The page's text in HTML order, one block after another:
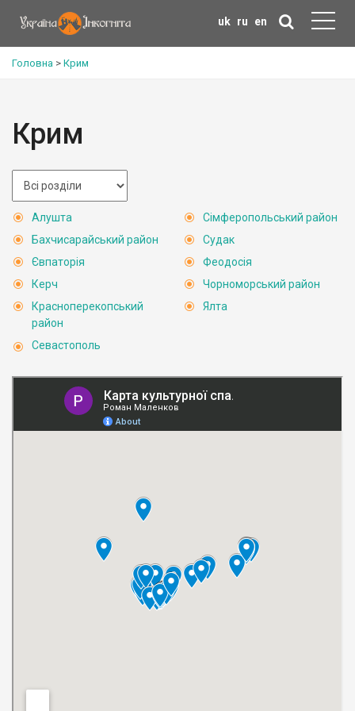
uk ru en
Головна > Крим
Крим
Алушта
Бахчисарайський район
Євпаторія
Керч
Красноперекопський
район
Севастополь
Сімферопольський район
Судак
Феодосія
Чорноморський район
Ялта